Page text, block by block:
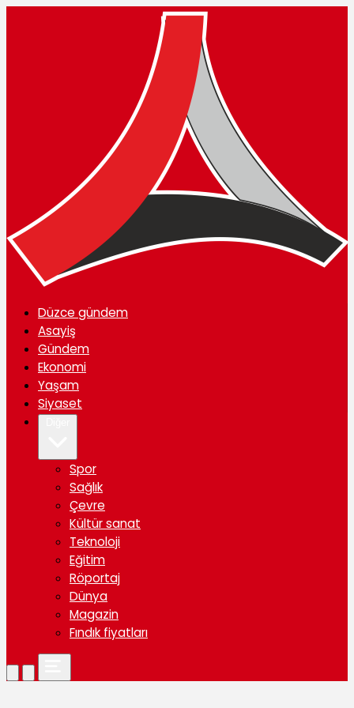
Düzce gündem
Asayiş
Gündem
Ekonomi
Yaşam
Siyaset
Spor
Sağlık
Çevre
Kültür sanat
Teknoloji
Eğitim
Röportaj
Dünya
Magazin
Fındık fiyatları